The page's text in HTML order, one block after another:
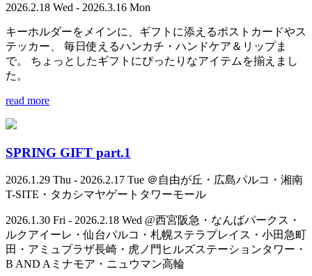
2026.2.18 Wed - 2026.3.16 Mon
キーホルダーをメインに、ギフトに添えるポストカードやス
テッカー、 毎日使えるハンカチ・ハンドケア＆リップま
で。 ちょっとしたギフトにぴったりなアイテムを揃えまし
た。
read more
SPRING GIFT part.1
2026.1.29 Thu - 2026.2.17 Tue ＠自由が丘・広島パルコ・湘南
T-SITE・タカシマヤゲートタワーモール
2026.1.30 Fri - 2026.2.18 Wed @西宮阪急・なんばパークス・
ルクアイーレ・仙台パルコ・札幌ステラプレイス・小田急町
田・アミュプラザ長崎・虎ノ門ヒルズステーションタワー・
B AND Aミナモア・ニュウマン高輪